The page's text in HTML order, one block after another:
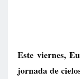
Este viernes,
jornada de